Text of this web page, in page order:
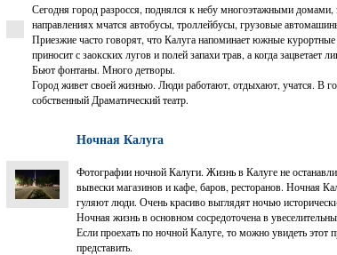
Сегодня город разросся, поднялся к небу многоэтажными
направлениях мчатся автобусы, троллейбусы, грузовые
Приезжие часто говорят, что Калуга напоминает южные
приносит с заокских лугов и полей запахи трав, а когда
Бьют фонтаны. Много детворы.
Город живет своей жизнью. Люди работают, отдыхают, учатся. В
собственный Драматический театр.
Ночная Калуга
Фотографии ночной Калуги. Жизнь в Калуге не
вывески магазинов и кафе, баров, ресторанов. Ночная
гуляют люди. Очень красиво выглядят ночью
Ночная жизнь в основном сосредоточена в
Если проехать по ночной Калуге, то можно увидеть
представить.